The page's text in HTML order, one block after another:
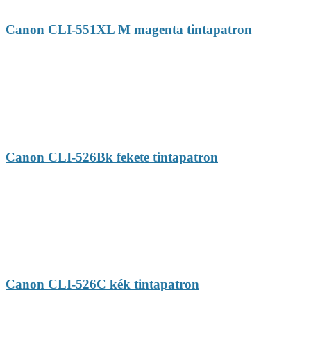
Canon CLI-551XL M magenta tintapatron
Canon CLI-526Bk fekete tintapatron
Canon CLI-526C kék tintapatron